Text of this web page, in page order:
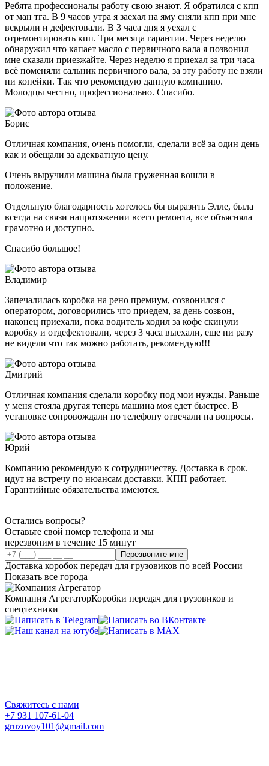
Ребята профессионалы работу свою знают. Я обратился с кпп
от ман тга. В 9 часов утра я заехал на яму сняли кпп при мне
вскрыли и дефектовали. В 3 часа дня я уехал с
отремонтировать кпп. Три месяца гарантии. Через неделю
обнаружил что капает масло с первичного вала я позвонил
мне сказали приезжайте. Через неделю я приехал за три часа
всё поменяли сальник первичного вала, за эту работу не взяли
ни копейки. Так что рекомендую данную компанию.
Молодцы честно, профессионально. Спасибо.
Борис
Отличная компания, очень помогли, сделали всё за один день
как и обещали за адекватную цену.
Очень выручили машина была груженная вошли в
положение.
Отдельную благодарность хотелось бы выразить Элле, была
всегда на связи напротяжении всего ремонта, все объясняла
грамотно и доступно.
Спасибо большое!
Владимир
Запечалилась коробка на рено премиум, созвонился с
оператором, договорились что приедем, за день созвон,
наконец приехали, пока водитель ходил за кофе скинули
коробку и отдефектовали, через 3 часа выехали, еще ни разу
не видели что так можно работать, рекомендую!!!
Дмитрий
Отличная компания сделали коробку под мои нужды. Раньше
у меня стояла другая теперь машина моя едет быстрее. В
установке сопровождали по телефону отвечали на вопросы.
Юрий
Компанию рекомендую к сотрудничеству. Доставка в срок.
идут на встречу по нюансам доставки. КПП работает.
Гарантийные обязательства имеются.
Остались вопросы?
Оставьте свой номер телефона и мы
перезвоним в течение 15 минут
Перезвоните мне
Доставка коробок передач для грузовиков по всей России
Показать все города
Компания АгрегаторКоробки передач для грузовиков и
спецтехники
Свяжитесь с нами
+7 931 107-61-04
gruzovoy101@gmail.com